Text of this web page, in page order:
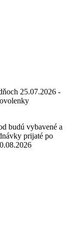
25.07.2026 -
budú vybavené a
prijaté po